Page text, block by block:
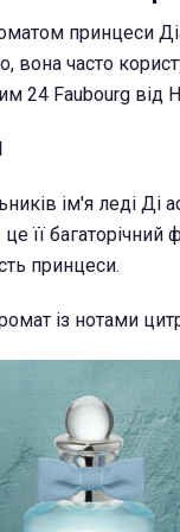
принцеси
вона часто
24 Faubourg від
ім'я леді
її
принцеси.
із нотами